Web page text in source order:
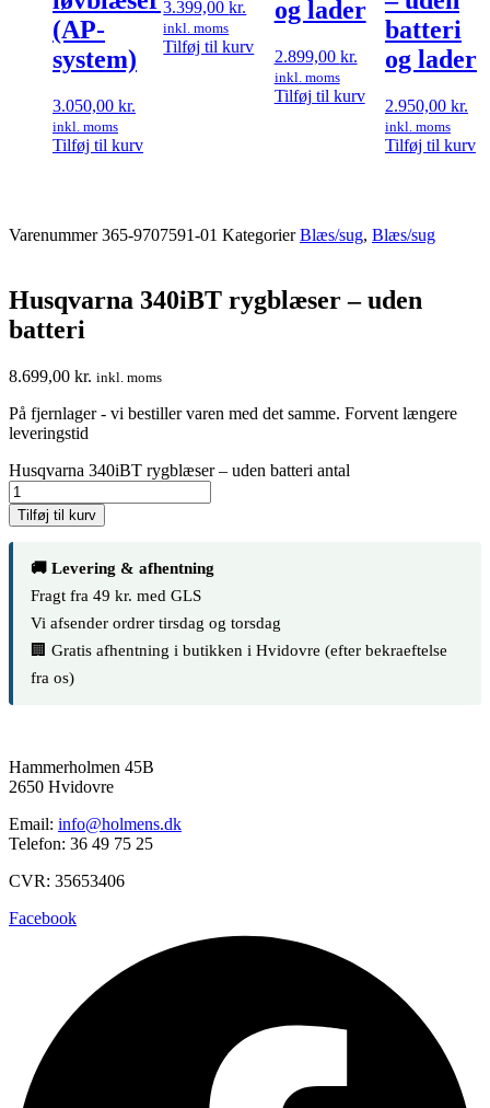
(AP-
system)
3.050,00 kr.
inkl. moms
Tilføj til kurv
3.399,00kr.
inkl. moms
Tilføj til kurv
og lader
2.899,00 kr.
inkl. moms
Tilføj til kurv
batteri
og lader
2.950,00 kr.
inkl. moms
Tilføj til kurv
Varenummer365-9707591-01 Kategorier Blæs/sug, Blæs/sug
Husqvarna 340iBT rygblæser – uden
batteri
8.699,00 kr. inkl. moms
På fjernlager - vi bestiller varen med det samme. Forvent længere
leveringstid
Husqvarna 340iBT rygblæser – uden batteri antal
Tilføj til kurv
🚚 Levering & afhentning
Fragt fra 49 kr. med GLS
Vi afsender ordrer tirsdag og torsdag
🏢 Gratis afhentning i butikken i Hvidovre (efter bekraeftelse
fra os)
Hammerholmen 45B
2650 Hvidovre
Email: info@holmens.dk
Telefon: 36 49 75 25
CVR: 35653406
Facebook